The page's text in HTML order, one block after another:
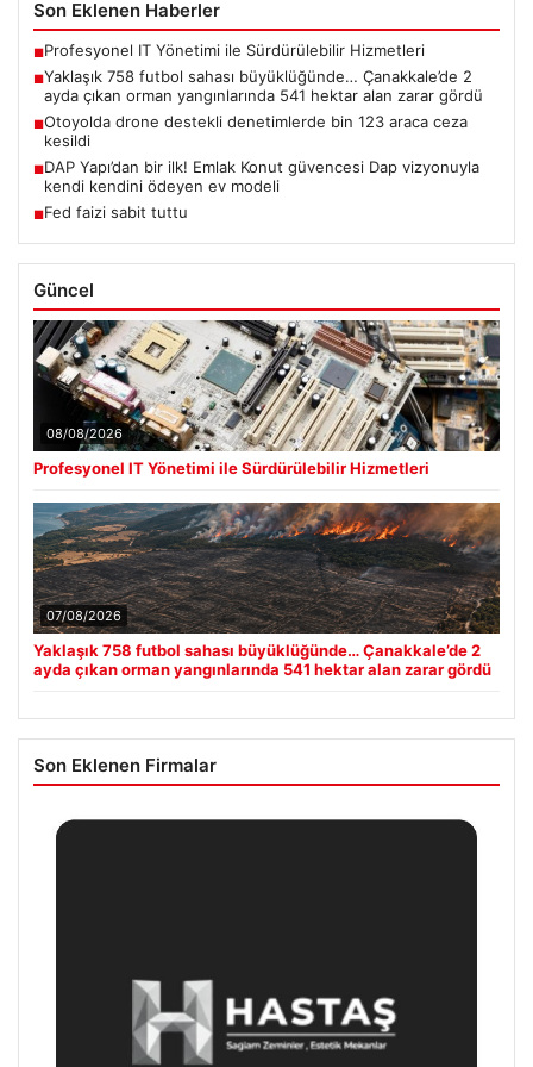
Son Eklenen Haberler
■Profesyonel IT Yönetimi ile Sürdürülebilir Hizmetleri
■Yaklaşık 758 futbol sahası büyüklüğünde… Çanakkale’de 2
ayda çıkan orman yangınlarında 541 hektar alan zarar gördü
■Otoyolda drone destekli denetimlerde bin 123 araca ceza
kesildi
■DAP Yapı’dan bir ilk! Emlak Konut güvencesi Dap vizyonuyla
kendi kendini ödeyen ev modeli
■Fed faizi sabit tuttu
Güncel
08/08/2026
Profesyonel IT Yönetimi ile Sürdürülebilir Hizmetleri
07/08/2026
Yaklaşık 758 futbol sahası büyüklüğünde… Çanakkale’de 2
ayda çıkan orman yangınlarında 541 hektar alan zarar gördü
Son Eklenen Firmalar